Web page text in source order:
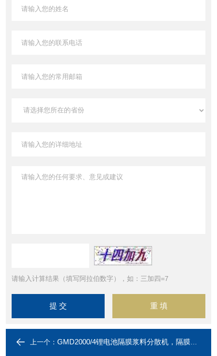
请输入计算结果（填写阿拉伯数字），如：三加四=7
上一个： GMD2000/4锂电池隔膜浆料分散机，隔膜浆料分散机，锂电池浆料分散机